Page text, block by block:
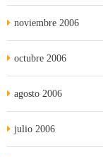
noviembre 2006
octubre 2006
agosto 2006
julio 2006